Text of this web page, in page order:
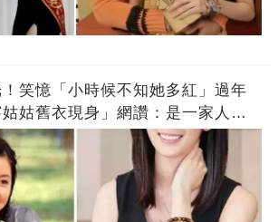
笑憶「小時候不知她多紅」過年
姑舊衣現身」網讚：是一家人沒